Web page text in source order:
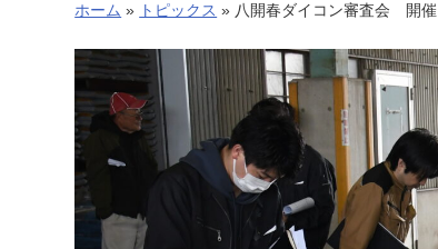
ホーム » トピックス » 八開春ダイコン審査会 開催